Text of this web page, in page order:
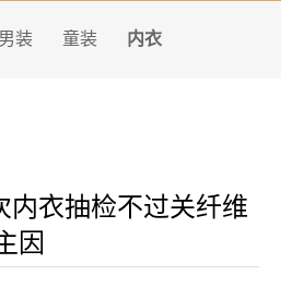
男装 童装 内衣
内衣抽检不过关纤维
因